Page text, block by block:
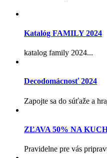
Katalóg FAMILY 2024
katalog family 2024...
Decodomácnosť 2024
Zapojte sa do súťaže a
ZĽAVA 50% NA
Pravidelne pre vás